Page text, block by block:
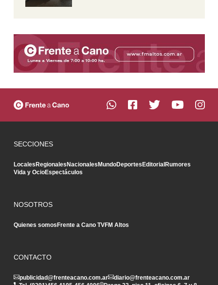
SECCIONES
LocalesRegionalesNacionalesMundoDeportesEditorialRumores
Vida y OcioEspectáculos
NOSOTROS
Quienes somosFrente a Cano TVFM Altos
CONTACTO
publicidad@frenteacano.com.ar
diario@frenteacano.com.ar